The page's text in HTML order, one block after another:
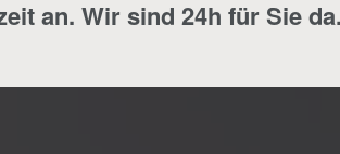
an. Wir sind 24h für Sie da.